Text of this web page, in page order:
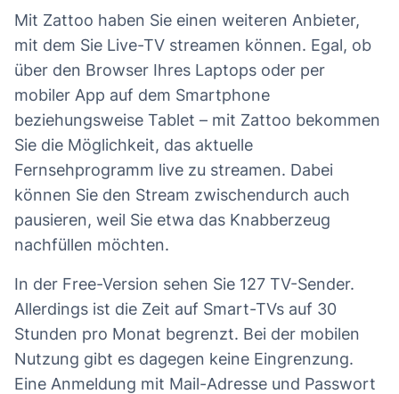
Mit Zattoo haben Sie einen weiteren Anbieter,
mit dem Sie Live-TV streamen können. Egal, ob
über den Browser Ihres Laptops oder per
mobiler App auf dem Smartphone
beziehungsweise Tablet – mit Zattoo bekommen
Sie die Möglichkeit, das aktuelle
Fernsehprogramm live zu streamen. Dabei
können Sie den Stream zwischendurch auch
pausieren, weil Sie etwa das Knabberzeug
nachfüllen möchten.
In der Free-Version sehen Sie 127 TV-Sender.
Allerdings ist die Zeit auf Smart-TVs auf 30
Stunden pro Monat begrenzt. Bei der mobilen
Nutzung gibt es dagegen keine Eingrenzung.
Eine Anmeldung mit Mail-Adresse und Passwort